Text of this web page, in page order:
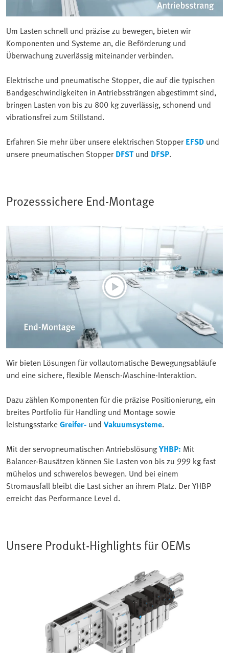
Um Lasten schnell und präzise zu bewegen, bieten wir
Komponenten und Systeme an, die Beförderung und
Überwachung zuverlässig miteinander verbinden.
Elektrische und pneumatische Stopper, die auf die typischen
Bandgeschwindigkeiten in Antriebssträngen abgestimmt sind,
bringen Lasten von bis zu 800 kg zuverlässig, schonend und
vibrationsfrei zum Stillstand.
Erfahren Sie mehr über unsere elektrischen Stopper EFSD und
unsere pneumatischen Stopper DFSTund DFSP.
Prozesssichere End-Montage
Wir bieten Lösungen für vollautomatische Bewegungsabläufe
und eine sichere, flexible Mensch-Maschine-Interaktion.
Dazu zählen Komponenten für die präzise Positionierung, ein
breites Portfolio für Handling und Montage sowie
leistungsstarkeGreifer- und Vakuumsysteme.
Mit der servopneumatischen AntriebslösungYHBP: Mit
Balancer-Bausätzen können Sie Lasten von bis zu 999 kg fast
mühelos und schwerelos bewegen. Und bei einem
Stromausfall bleibt die Last sicher an ihrem Platz. Der YHBP
erreicht das Performance Level d.
Unsere Produkt-Highlights für OEMs